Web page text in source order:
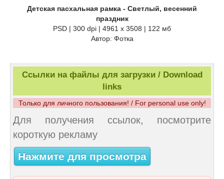
Детская пасхальная рамка - Светлый, весенний
праздник
PSD | 300 dpi | 4961 x 3508 | 122 мб
Автор: Фотка
Ссылки на файлы для загрузки / Download
links
Только для личного пользования! / For personal use only!
Для получения ссылок, посмотрите
короткую рекламу
Нажмите для просмотра